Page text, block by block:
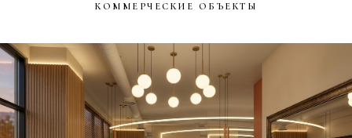
КОММЕРЧЕСКИЕ ОБЪЕКТЫ